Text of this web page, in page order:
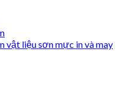
liệu sơn mực in và may